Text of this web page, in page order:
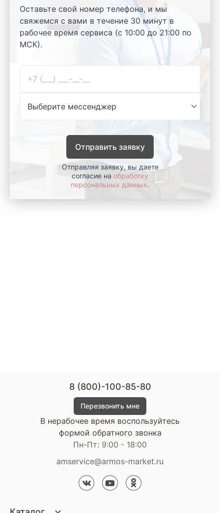
Оставьте свой номер телефона, и мы
свяжемся с вами в течение 30 минут в
рабочее время сервиса (с 10:00 до 21:00 по
МСК).
Отправить заявку
Отправляя заявку, вы даете
согласие на обработку
персональных данных.
8 (800)-100-85-80
Перезвонить мне
В нерабочее время воспользуйтесь
формой обратного звонка
Пн-Пт: 9:00 - 18:00
amservice@armos-market.ru